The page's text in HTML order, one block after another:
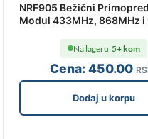
NRF905 Bežični
Modul 433MHz, 868MHz i
Cena:450.00
Na lageru 5+ kom
Dodaj u korpu